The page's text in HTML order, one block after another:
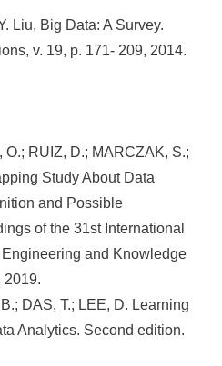
Liu, Big Data: A Survey.
v. 19, p. 171- 209, 2014.
O.; RUIZ, D.; MARCZAK, S.;
Study About Data
and Possible
of the 31st International
and Knowledge
2019.
DAS, T.; LEE, D. Learning
Analytics. Second edition.